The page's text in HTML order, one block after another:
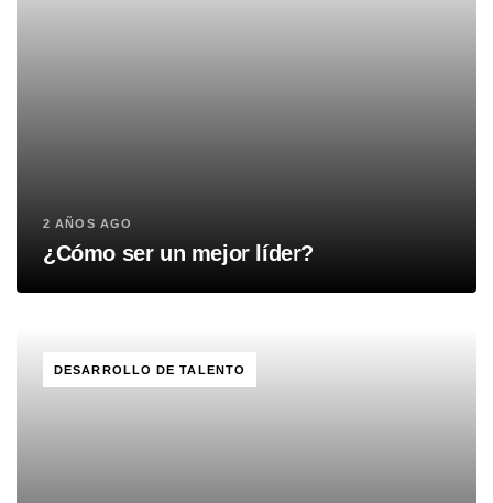
2 AÑOS AGO
¿Cómo ser un mejor líder?
DESARROLLO DE TALENTO